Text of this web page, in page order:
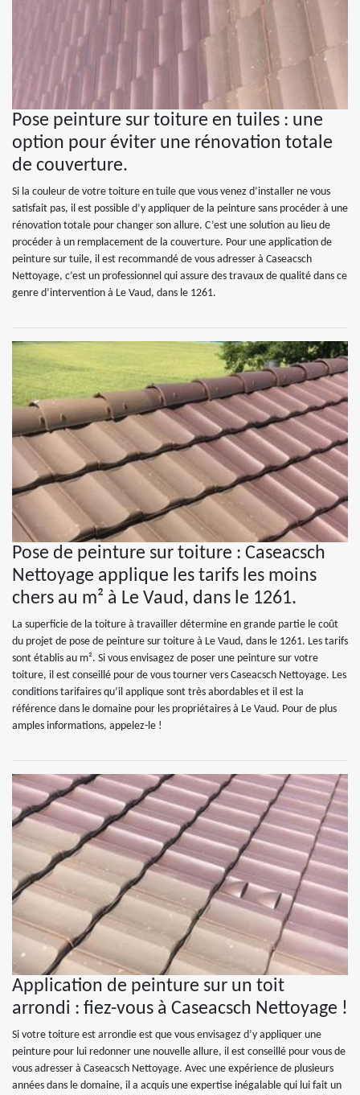
Pose peinture sur toiture en tuiles : une
option pour éviter une rénovation totale
de couverture.
Si la couleur de votre toiture en tuile que vous venez d’installer ne vous
satisfait pas, il est possible d’y appliquer de la peinture sans procéder à une
rénovation totale pour changer son allure. C’est une solution au lieu de
procéder à un remplacement de la couverture. Pour une application de
peinture sur tuile, il est recommandé de vous adresser à Caseacsch
Nettoyage, c’est un professionnel qui assure des travaux de qualité dans ce
genre d’intervention à Le Vaud, dans le 1261.
Pose de peinture sur toiture : Caseacsch
Nettoyage applique les tarifs les moins
chers au m² à Le Vaud, dans le 1261.
La superficie de la toiture à travailler détermine en grande partie le coût
du projet de pose de peinture sur toiture à Le Vaud, dans le 1261. Les tarifs
sont établis au m². Si vous envisagez de poser une peinture sur votre
toiture, il est conseillé pour de vous tourner vers Caseacsch Nettoyage. Les
conditions tarifaires qu’il applique sont très abordables et il est la
référence dans le domaine pour les propriétaires à Le Vaud. Pour de plus
amples informations, appelez-le !
Application de peinture sur un toit
arrondi : fiez-vous à Caseacsch Nettoyage !
Si votre toiture est arrondie est que vous envisagez d’y appliquer une
peinture pour lui redonner une nouvelle allure, il est conseillé pour vous de
vous adresser à Caseacsch Nettoyage. Avec une expérience de plusieurs
années dans le domaine, il a acquis une expertise inégalable qui lui fait un